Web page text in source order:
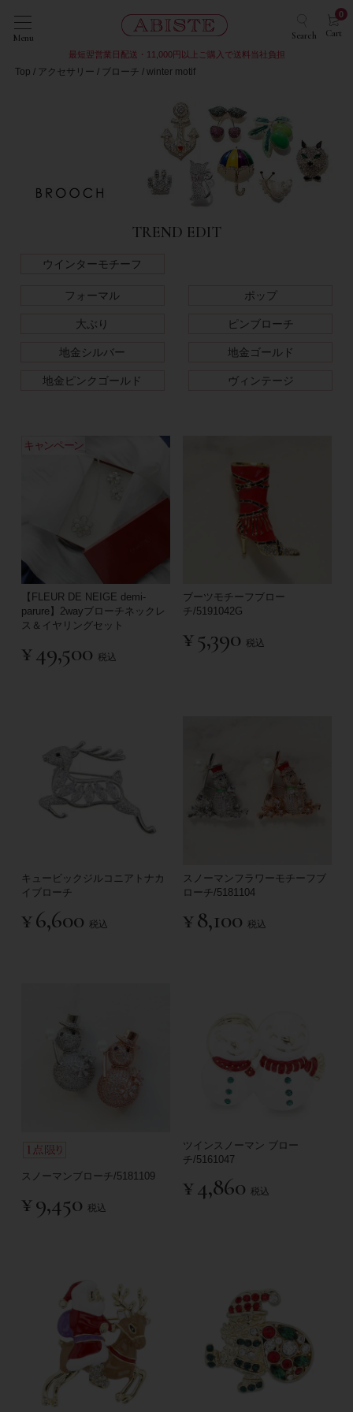
Menu Search Cart
0
最短翌営業日配送・11,000円以上ご購入で送料当社負担
Top アクセサリー ブローチ winter motif
TREND EDIT
ウインターモチーフ
フォーマル ポップ
大ぶり ピンブローチ
地金シルバー 地金ゴールド
地金ピンクゴールド ヴィンテージ
キャンペーン
【FLEUR DE NEIGE demi-
parure】2wayブローチネックレ
ス＆イヤリングセット
¥49,500 税込
ブーツモチーフブロー
チ/5191042G
¥5,390 税込
キュービックジルコニアトナカ
イブローチ
¥6,600 税込
スノーマンフラワーモチーフブ
ローチ/5181104
¥8,100 税込
スノーマンブローチ/5181109
¥9,450 税込
ツインスノーマン ブロー
チ/5161047
¥4,860 税込